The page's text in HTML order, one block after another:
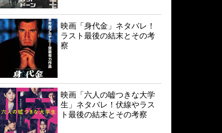
映画「身代金」ネタバレ！
ラスト最後の結末とその考
察
映画「六人の嘘つきな大学
生」ネタバレ！伏線やラス
ト最後の結末とその考察